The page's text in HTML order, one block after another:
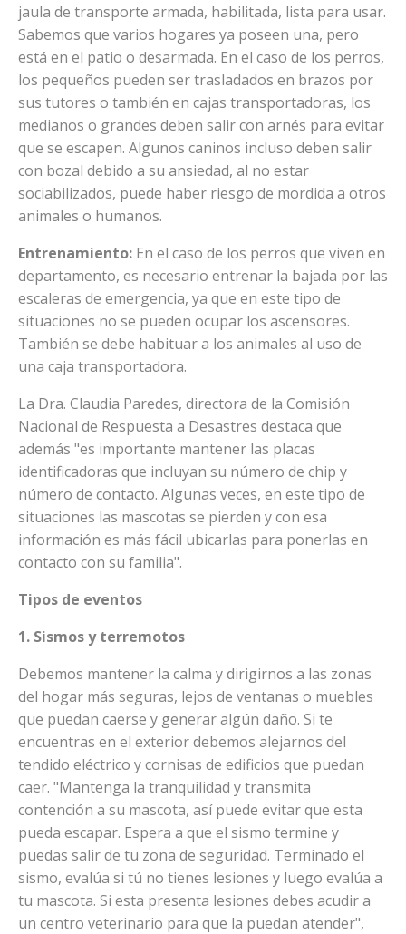
jaula de transporte armada, habilitada, lista para usar.
Sabemos que varios hogares ya poseen una, pero
está en el patio o desarmada. En el caso de los perros,
los pequeños pueden ser trasladados en brazos por
sus tutores o también en cajas transportadoras, los
medianos o grandes deben salir con arnés para evitar
que se escapen. Algunos caninos incluso deben salir
con bozal debido a su ansiedad, al no estar
sociabilizados, puede haber riesgo de mordida a otros
animales o humanos.
Entrenamiento: En el caso de los perros que viven en
departamento, es necesario entrenar la bajada por las
escaleras de emergencia, ya que en este tipo de
situaciones no se pueden ocupar los ascensores.
También se debe habituar a los animales al uso de
una caja transportadora.
La Dra. Claudia Paredes, directora de la Comisión
Nacional de Respuesta a Desastres destaca que
además "es importante mantener las placas
identificadoras que incluyan su número de chip y
número de contacto. Algunas veces, en este tipo de
situaciones las mascotas se pierden y con esa
información es más fácil ubicarlas para ponerlas en
contacto con su familia".
Tipos de eventos
1. Sismos y terremotos
Debemos mantener la calma y dirigirnos a las zonas
del hogar más seguras, lejos de ventanas o muebles
que puedan caerse y generar algún daño. Si te
encuentras en el exterior debemos alejarnos del
tendido eléctrico y cornisas de edificios que puedan
caer. "Mantenga la tranquilidad y transmita
contención a su mascota, así puede evitar que esta
pueda escapar. Espera a que el sismo termine y
puedas salir de tu zona de seguridad. Terminado el
sismo, evalúa si tú no tienes lesiones y luego evalúa a
tu mascota. Si esta presenta lesiones debes acudir a
un centro veterinario para que la puedan atender",